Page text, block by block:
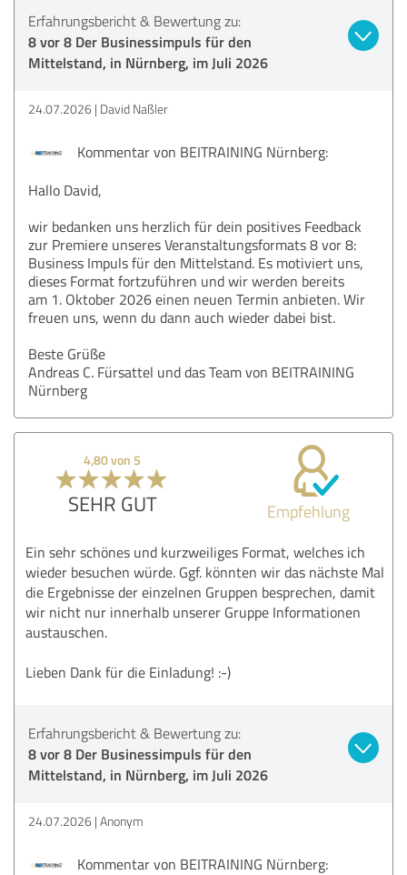
Erfahrungsbericht & Bewertung zu:
8 vor 8 Der Businessimpuls für den
Mittelstand, in Nürnberg, im Juli 2026
24.07.2026 David Naßler
Kommentar von BEITRAINING Nürnberg:
Hallo David,
wir bedanken uns herzlich für dein positives Feedback
zur Premiere unseres Veranstaltungsformats 8 vor 8:
Business Impuls für den Mittelstand. Es motiviert uns,
dieses Format fortzuführen und wir werden bereits
am 1. Oktober 2026 einen neuen Termin anbieten. Wir
freuen uns, wenn du dann auch wieder dabei bist.
Beste Grüße
Andreas C. Fürsattel und das Team von BEITRAINING
Nürnberg
4,80 von 5
SEHR GUT Empfehlung
Ein sehr schönes und kurzweiliges Format, welches ich
wieder besuchen würde. Ggf. könnten wir das nächste Mal
die Ergebnisse der einzelnen Gruppen besprechen, damit
wir nicht nur innerhalb unserer Gruppe Informationen
austauschen.
Lieben Dank für die Einladung! :-)
Erfahrungsbericht & Bewertung zu:
8 vor 8 Der Businessimpuls für den
Mittelstand, in Nürnberg, im Juli 2026
24.07.2026 Anonym
Kommentar von BEITRAINING Nürnberg: